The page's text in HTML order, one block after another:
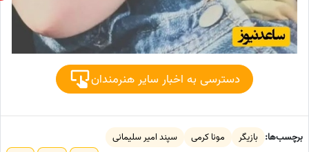
دسترسی به اخبار سایر هنرمندان
برچسب‌ها: بازیگر مونا کرمی سپند امیر سلیمانی